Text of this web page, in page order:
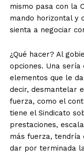
mismo pasa con la
mando horizontal y
sienta a negociar
¿Qué hacer? Al
opciones. Una
elementos que le
decir, desmantelar
fuerza, como el
tiene el Sindicato
prestaciones,
más fuerza, tendría
dar por terminada